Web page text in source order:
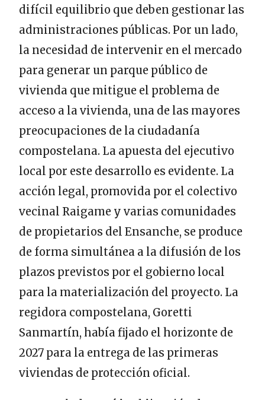
difícil equilibrio que deben gestionar las
administraciones públicas. Por un lado,
la necesidad de intervenir en el mercado
para generar un parque público de
vivienda que mitigue el problema de
acceso a la vivienda, una de las mayores
preocupaciones de la ciudadanía
compostelana. La apuesta del ejecutivo
local por este desarrollo es evidente. La
acción legal, promovida por el colectivo
vecinal Raigame y varias comunidades
de propietarios del Ensanche, se produce
de forma simultánea a la difusión de los
plazos previstos por el gobierno local
para la materialización del proyecto. La
regidora compostelana, Goretti
Sanmartín, había fijado el horizonte de
2027 para la entrega de las primeras
viviendas de protección oficial.